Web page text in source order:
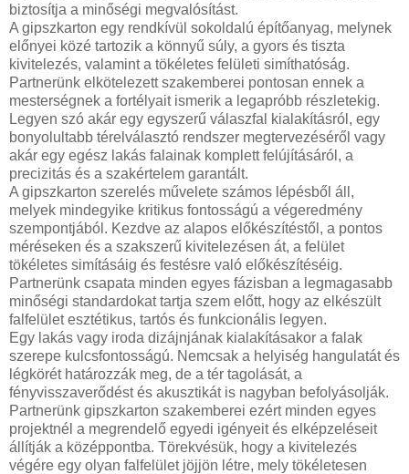
biztosítja a minőségi megvalósítást.
A gipszkarton egy rendkívül sokoldalú építőanyag, melynek
előnyei közé tartozik a könnyű súly, a gyors és tiszta
kivitelezés, valamint a tökéletes felületi simíthatóság.
Partnerünk elkötelezett szakemberei pontosan ennek a
mesterségnek a fortélyait ismerik a legapróbb részletekig.
Legyen szó akár egy egyszerű válaszfal kialakításról, egy
bonyolultabb térelválasztó rendszer megtervezéséről vagy
akár egy egész lakás falainak komplett felújításáról, a
precizitás és a szakértelem garantált.
A gipszkarton szerelés művelete számos lépésből áll,
melyek mindegyike kritikus fontosságú a végeredmény
szempontjából. Kezdve az alapos előkészítéstől, a pontos
méréseken és a szakszerű kivitelezésen át, a felület
tökéletes simításáig és festésre való előkészítéséig.
Partnerünk csapata minden egyes fázisban a legmagasabb
minőségi standardokat tartja szem előtt, hogy az elkészült
falfelület esztétikus, tartós és funkcionális legyen.
Egy lakás vagy iroda dizájnjának kialakításakor a falak
szerepe kulcsfontosságú. Nemcsak a helyiség hangulatát és
légkörét határozzák meg, de a tér tagolását, a
fényvisszaverődést és akusztikát is nagyban befolyásolják.
Partnerünk gipszkarton szakemberei ezért minden egyes
projektnél a megrendelő egyedi igényeit és elképzeléseit
állítják a középpontba. Törekvésük, hogy a kivitelezés
végére egy olyan falfelület jöjjön létre, mely tökéletesen